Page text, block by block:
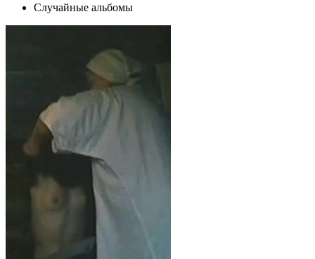
Случайные альбомы